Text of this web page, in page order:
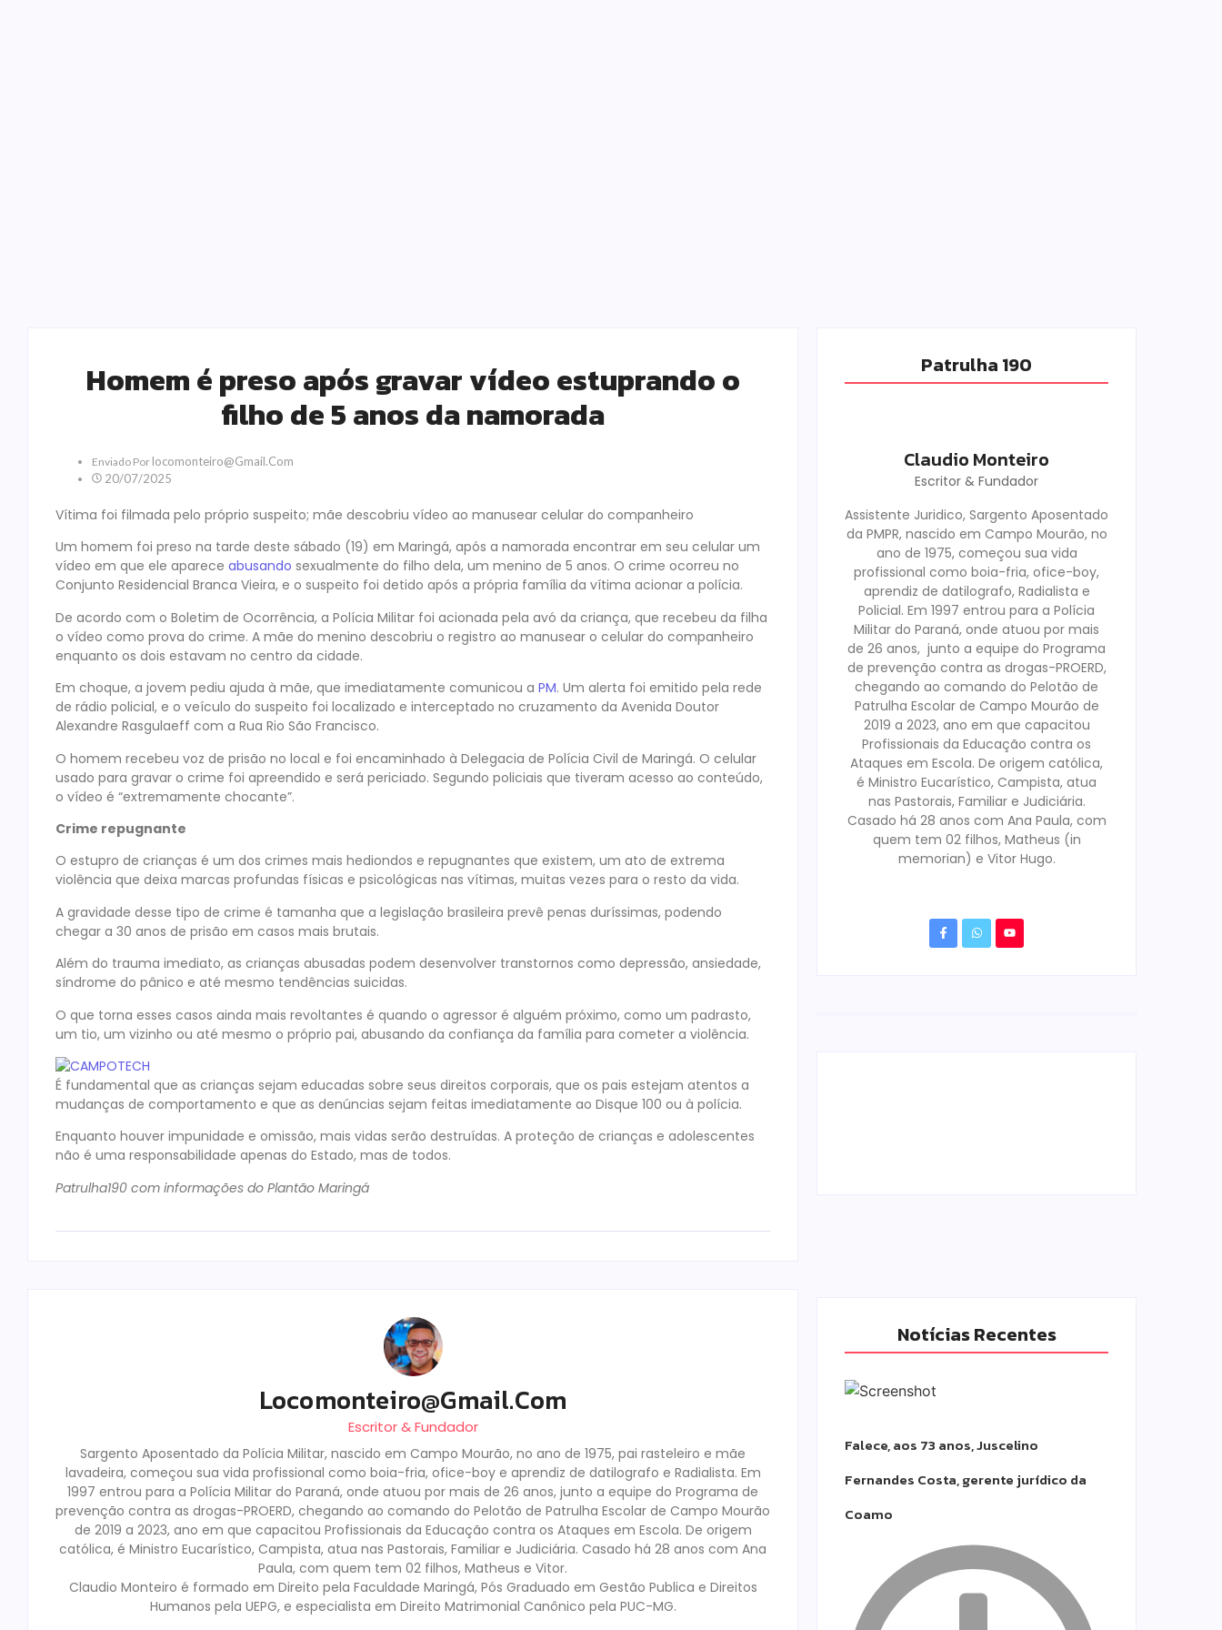
Homem é preso após gravar vídeo estuprando o
filho de 5 anos da namorada
Enviado Por Locomonteiro@gmail.com
20/07/2025
Vítima foi filmada pelo próprio suspeito; mãe descobriu vídeo ao manusear celular do companheiro
Um homem foi preso na tarde deste sábado (19) em Maringá, após a namorada encontrar em seu celular um
vídeo em que ele aparece abusando sexualmente do filho dela, um menino de 5 anos. O crime ocorreu no
Conjunto Residencial Branca Vieira, e o suspeito foi detido após a própria família da vítima acionar a polícia.
De acordo com o Boletim de Ocorrência, a Polícia Militar foi acionada pela avó da criança, que recebeu da filha
o vídeo como prova do crime. A mãe do menino descobriu o registro ao manusear o celular do companheiro
enquanto os dois estavam no centro da cidade.
Em choque, a jovem pediu ajuda à mãe, que imediatamente comunicou a PM. Um alerta foi emitido pela rede
de rádio policial, e o veículo do suspeito foi localizado e interceptado no cruzamento da Avenida Doutor
Alexandre Rasgulaeff com a Rua Rio São Francisco.
O homem recebeu voz de prisão no local e foi encaminhado à Delegacia de Polícia Civil de Maringá. O celular
usado para gravar o crime foi apreendido e será periciado. Segundo policiais que tiveram acesso ao conteúdo,
o vídeo é “extremamente chocante”.
Crime repugnante
O estupro de crianças é um dos crimes mais hediondos e repugnantes que existem, um ato de extrema
violência que deixa marcas profundas físicas e psicológicas nas vítimas, muitas vezes para o resto da vida.
A gravidade desse tipo de crime é tamanha que a legislação brasileira prevê penas duríssimas, podendo
chegar a 30 anos de prisão em casos mais brutais.
Além do trauma imediato, as crianças abusadas podem desenvolver transtornos como depressão, ansiedade,
síndrome do pânico e até mesmo tendências suicidas.
O que torna esses casos ainda mais revoltantes é quando o agressor é alguém próximo, como um padrasto,
um tio, um vizinho ou até mesmo o próprio pai, abusando da confiança da família para cometer a violência.
É fundamental que as crianças sejam educadas sobre seus direitos corporais, que os pais estejam atentos a
mudanças de comportamento e que as denúncias sejam feitas imediatamente ao Disque 100 ou à polícia.
Enquanto houver impunidade e omissão, mais vidas serão destruídas. A proteção de crianças e adolescentes
não é uma responsabilidade apenas do Estado, mas de todos.
Patrulha190 com informações do Plantão Maringá
Locomonteiro@gmail.com
Escritor & Fundador
Sargento Aposentado da Polícia Militar, nascido em Campo Mourão, no ano de 1975, pai rasteleiro e mãe
lavadeira, começou sua vida profissional como boia-fria, ofice-boy e aprendiz de datilografo e Radialista. Em
1997 entrou para a Polícia Militar do Paraná, onde atuou por mais de 26 anos, junto a equipe do Programa de
prevenção contra as drogas-PROERD, chegando ao comando do Pelotão de Patrulha Escolar de Campo Mourão
de 2019 a 2023, ano em que capacitou Profissionais da Educação contra os Ataques em Escola. De origem
católica, é Ministro Eucarístico, Campista, atua nas Pastorais, Familiar e Judiciária. Casado há 28 anos com Ana
Paula, com quem tem 02 filhos, Matheus e Vitor.
Claudio Monteiro é formado em Direito pela Faculdade Maringá, Pós Graduado em Gestão Publica e Direitos
Humanos pela UEPG, e especialista em Direito Matrimonial Canônico pela PUC-MG.
Patrulha 190
Claudio Monteiro
Escritor & Fundador
Assistente Juridico, Sargento Aposentado
da PMPR, nascido em Campo Mourão, no
ano de 1975, começou sua vida
profissional como boia-fria, ofice-boy,
aprendiz de datilografo, Radialista e
Policial. Em 1997 entrou para a Polícia
Militar do Paraná, onde atuou por mais
de 26 anos, junto a equipe do Programa
de prevenção contra as drogas-PROERD,
chegando ao comando do Pelotão de
Patrulha Escolar de Campo Mourão de
2019 a 2023, ano em que capacitou
Profissionais da Educação contra os
Ataques em Escola. De origem católica,
é Ministro Eucarístico, Campista, atua
nas Pastorais, Familiar e Judiciária.
Casado há 28 anos com Ana Paula, com
quem tem 02 filhos, Matheus (in
memorian) e Vitor Hugo.
Notícias Recentes
Falece, aos 73 anos, Juscelino
Fernandes Costa, gerente jurídico da
Coamo